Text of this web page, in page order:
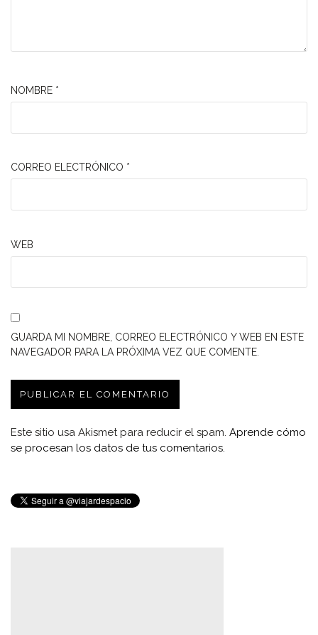
NOMBRE *
CORREO ELECTRÓNICO *
WEB
GUARDA MI NOMBRE, CORREO ELECTRÓNICO Y WEB EN ESTE
NAVEGADOR PARA LA PRÓXIMA VEZ QUE COMENTE.
Este sitio usa Akismet para reducir el spam. Aprende cómo
se procesan los datos de tus comentarios.